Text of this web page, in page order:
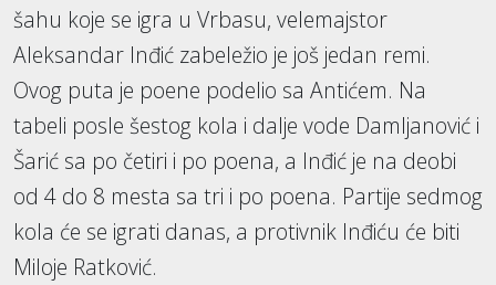
šahu koje se igra u Vrbasu, velemajstor
Aleksandar Inđić zabeležio je još jedan remi.
Ovog puta je poene podelio sa Antićem. Na
tabeli posle šestog kola i dalje vode Damljanović i
Šarić sa po četiri i po poena, a Inđić je na deobi
od 4 do 8 mesta sa tri i po poena. Partije sedmog
kola će se igrati danas, a protivnik Inđiću će biti
Miloje Ratković.